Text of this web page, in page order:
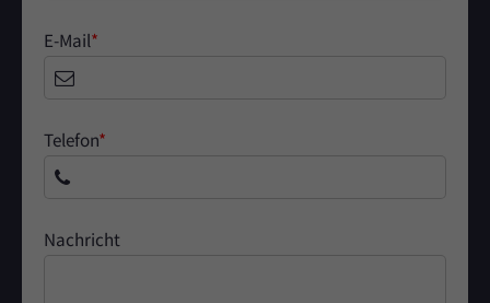
E-Mail*
Telefon*
Nachricht